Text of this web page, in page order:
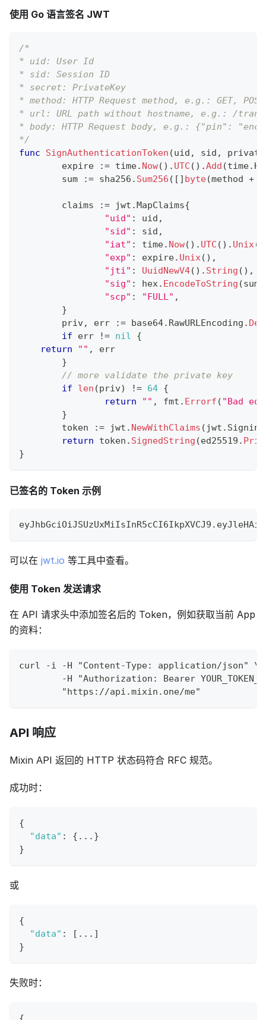
使用 Go 语言签名 JWT
/*
* uid: User Id
* sid: Session ID
* secret: PrivateKey
* method: HTTP Request method, e.g.: GET, POST
* url: URL path without hostname, e.g.: /
* body: HTTP Request body, e.g.: {"pin":
*/
func
SignAuthenticationToken (uid , sid ,
	expire
:= time. Now( ) . UTC ( ) .Add (time.
	sum
:= sha256 . Sum256 ( [ ] byte(method +
	claims
:= jwt .MapClaims{
"uid" : uid ,
"sid" : sid ,
"iat" : time. Now( ) . UTC ( ) . Unix(
"exp" : expire. Unix( ) ,
"jti" : UuidNewV4( ) . String ( ) ,
"sig" : hex. EncodeToString (sum
"scp" : "FULL" ,
}
	priv
, err := base64. RawURLEncoding .
if err != nil
{
return
"" ,
err
}
// more validate the private key
if
len (priv) != 64 {
return
"" , fmt . Errorf ( "Bad
}
	token
:= jwt . NewWithClaims ( jwt .
return token . SignedString (ed25519 .
}
已签名的 Token 示例
可以在 jwt.io 等工具中查看。
使用 Token 发送请求
在 API 请求头中添加签名后的 Token，例如获取当前 App
的资料：
curl -i -H "Content-Type: application/json" \
-H "Authorization: Bearer
        "https://api.mixin.one/me"
API 响应
Mixin API 返回的 HTTP 状态码符合 RFC 规范。
成功时：
{
"data" : { ... }
}
或
{
"data" : [ ... ]
}
失败时：